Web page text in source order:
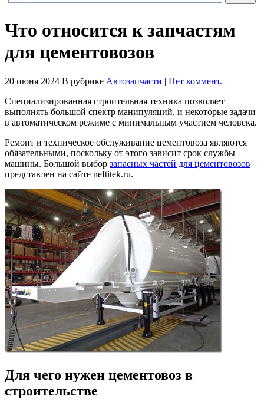
Что относится к запчастям
для цементовозов
20 июня 2024 В рубрике Автозапчасти | Нет коммент.
Специализированная строительная техника позволяет
выполнять большой спектр манипуляций, и некоторые задачи
в автоматическом режиме с минимальным участием человека.
Ремонт и техническое обслуживание цементовоза являются
обязательными, поскольку от этого зависит срок службы
машины. Большой выбор запасных частей для цементовозов
представлен на сайте neftitek.ru.
Для чего нужен цементовоз в
строительстве